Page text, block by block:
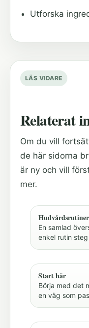
Utforska
LÄS VIDARE
Relaterat
Om du vill
de här sidorna
är ny och vill
mer.
Hudvårdsrutiner
En samlad
enkel rutin
Start här
Börja med det
en väg som